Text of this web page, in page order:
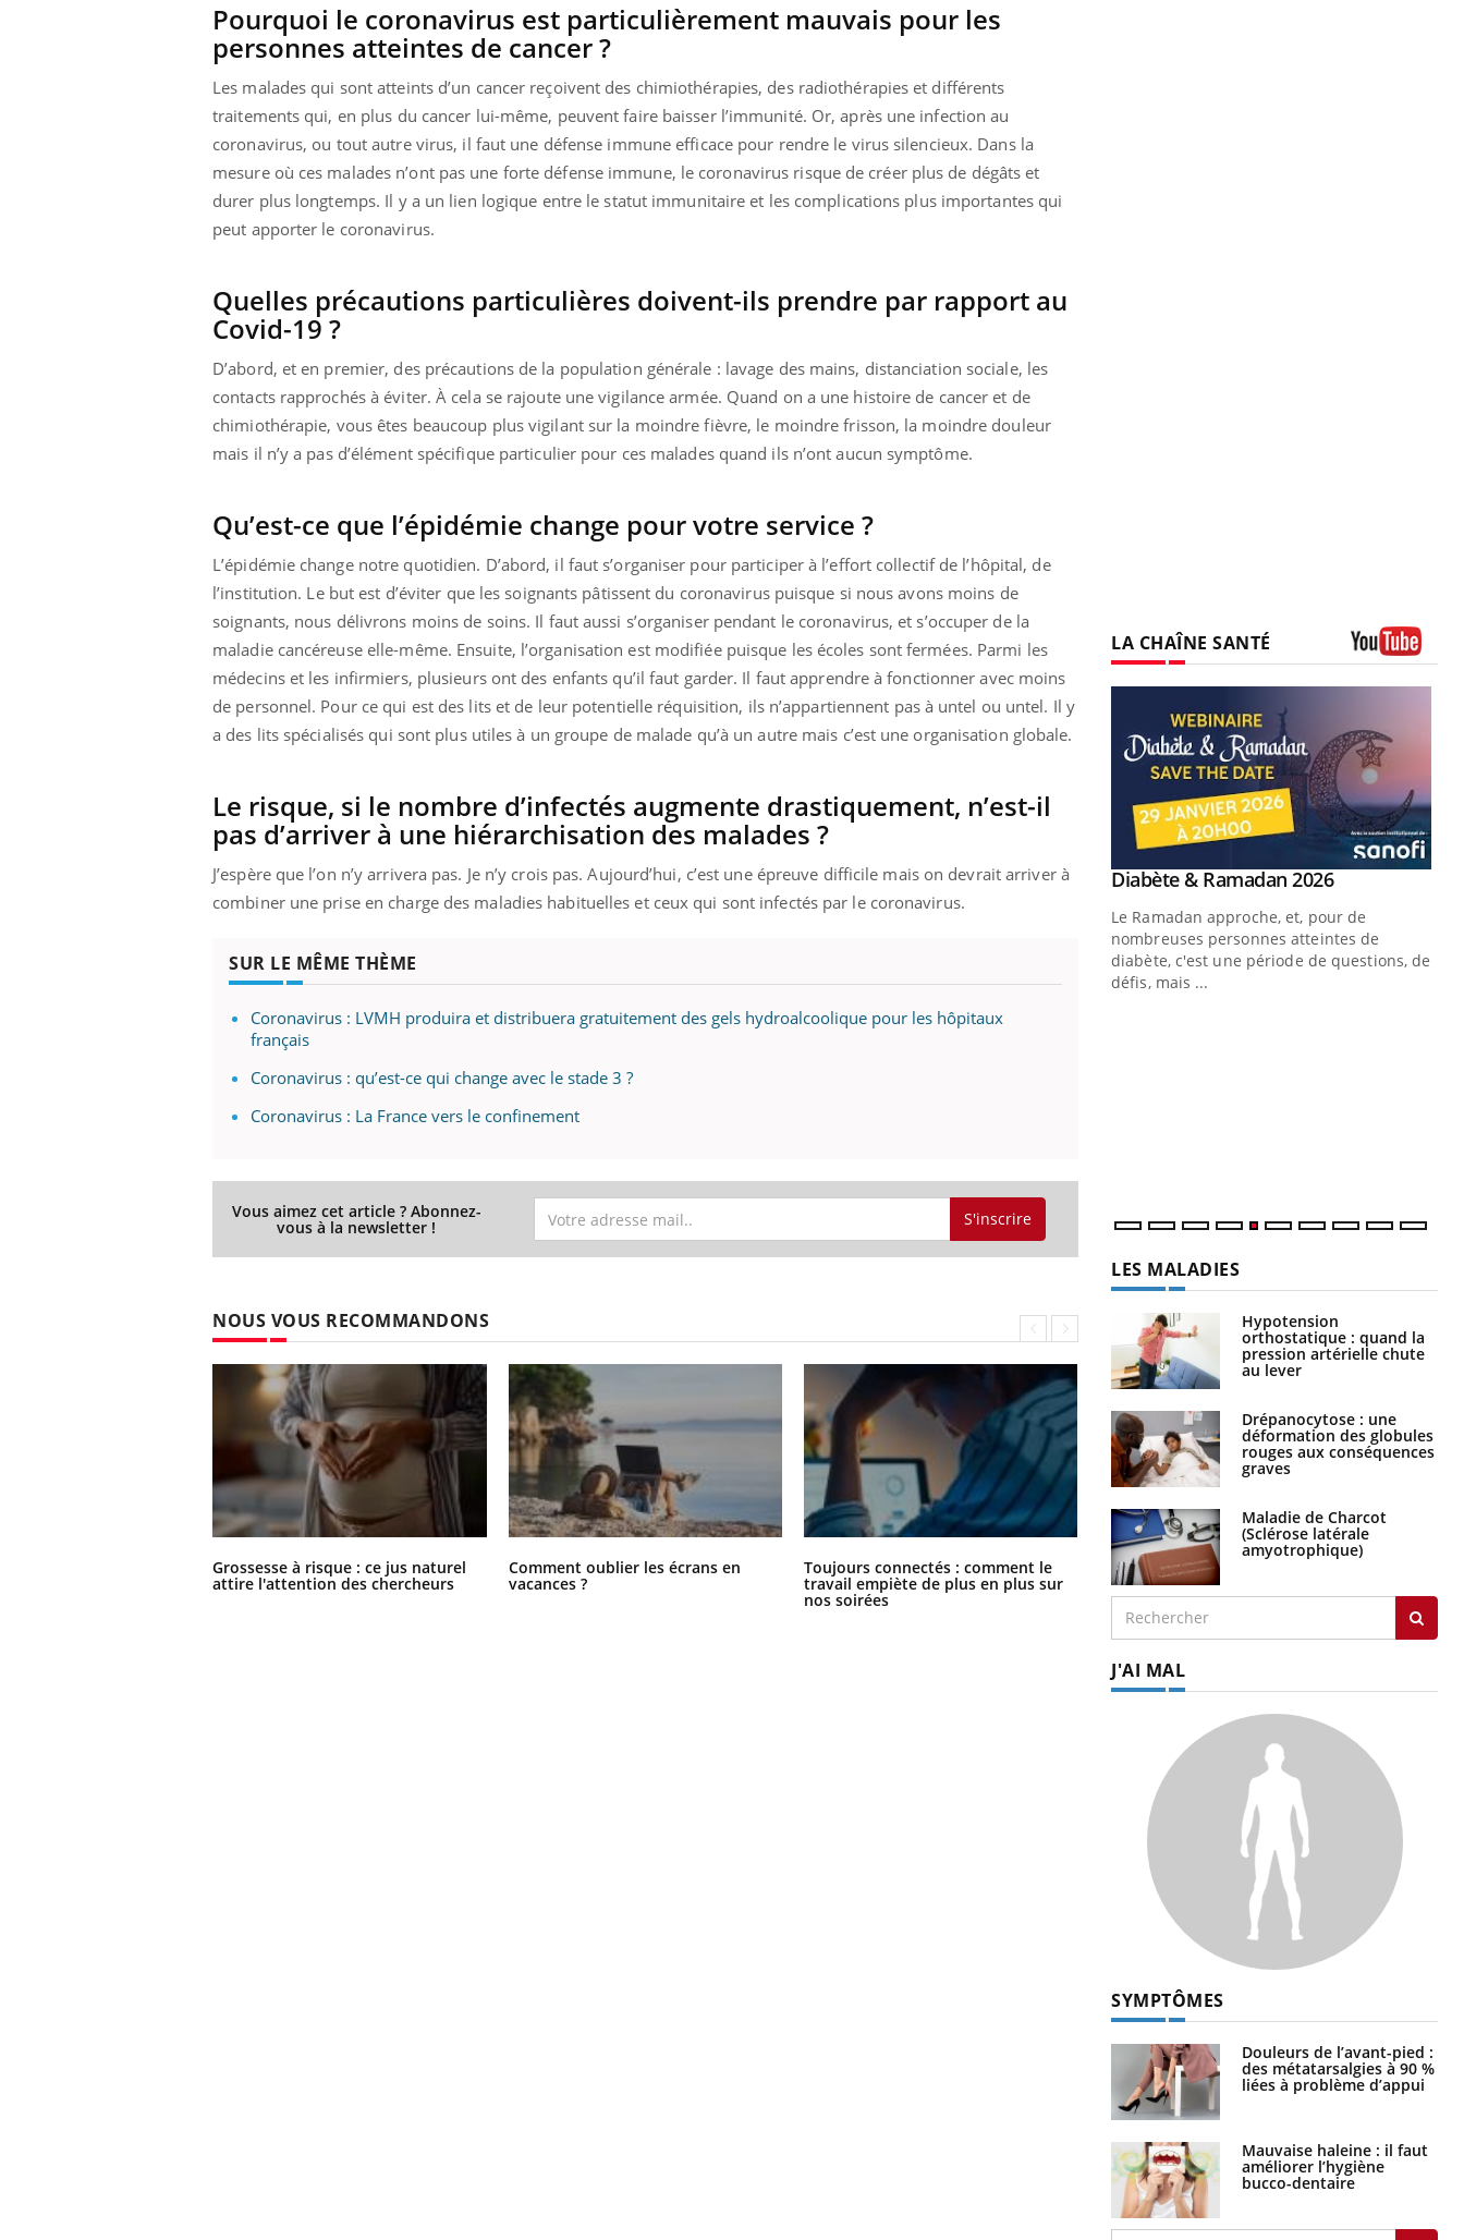
Pourquoi le coronavirus est particulièrement mauvais pour les
personnes atteintes de cancer ?
Les malades qui sont atteints d’un cancer reçoivent des chimiothérapies, des radiothérapies et différents
traitements qui, en plus du cancer lui-même, peuvent faire baisser l’immunité. Or, après une infection au
coronavirus, ou tout autre virus, il faut une défense immune efficace pour rendre le virus silencieux. Dans la
mesure où ces malades n’ont pas une forte défense immune, le coronavirus risque de créer plus de dégâts et
durer plus longtemps. Il y a un lien logique entre le statut immunitaire et les complications plus importantes qui
peut apporter le coronavirus.
Quelles précautions particulières doivent-ils prendre par rapport au
Covid-19 ?
D’abord, et en premier, des précautions de la population générale : lavage des mains, distanciation sociale, les
contacts rapprochés à éviter. À cela se rajoute une vigilance armée. Quand on a une histoire de cancer et de
chimiothérapie, vous êtes beaucoup plus vigilant sur la moindre fièvre, le moindre frisson, la moindre douleur
mais il n’y a pas d’élément spécifique particulier pour ces malades quand ils n’ont aucun symptôme.
Qu’est-ce que l’épidémie change pour votre service ?
L’épidémie change notre quotidien. D’abord, il faut s’organiser pour participer à l’effort collectif de l’hôpital, de
l’institution. Le but est d’éviter que les soignants pâtissent du coronavirus puisque si nous avons moins de
soignants, nous délivrons moins de soins. Il faut aussi s’organiser pendant le coronavirus, et s’occuper de la
maladie cancéreuse elle-même. Ensuite, l’organisation est modifiée puisque les écoles sont fermées. Parmi les
médecins et les infirmiers, plusieurs ont des enfants qu’il faut garder. Il faut apprendre à fonctionner avec moins
de personnel. Pour ce qui est des lits et de leur potentielle réquisition, ils n’appartiennent pas à untel ou untel. Il y
a des lits spécialisés qui sont plus utiles à un groupe de malade qu’à un autre mais c’est une organisation globale.
Le risque, si le nombre d’infectés augmente drastiquement, n’est-il
pas d’arriver à une hiérarchisation des malades ?
J’espère que l’on n’y arrivera pas. Je n’y crois pas. Aujourd’hui, c’est une épreuve difficile mais on devrait arriver à
combiner une prise en charge des maladies habituelles et ceux qui sont infectés par le coronavirus.
SUR LE MÊME THÈME
Coronavirus : LVMH produira et distribuera gratuitement des gels hydroalcoolique pour les hôpitaux
français
Coronavirus : qu’est-ce qui change avec le stade 3 ?
Coronavirus : La France vers le confinement
Vous aimez cet article ? Abonnez-
vous à la newsletter ! S'inscrire
NOUS VOUS RECOMMANDONS
Grossesse à risque : ce jus naturel
attire l'attention des chercheurs
Comment oublier les écrans en
vacances ?
Toujours connectés : comment le
travail empiète de plus en plus sur
nos soirées
Cancer colorectal : une stratégie
simple aurait changé la donne au
Pays basque
LA CHAÎNE SANTÉ
Carence en fer : comprendre pour
Youtube
même alopécie… Les symptômes de la
carence en fer sont multiples ce qui la rend
Youtube
Insuline & Charge mentale : et si on
osait en parler??Youtube
patients comme parfois chez les soignants.
Youtube
Eczéma Chronique des Mains : se
préparer pour l’été !Youtube
soleil, activités en plein air… Nos mains
Youtube
Diabète & Ramadan 2026Youtube
Le Ramadan approche, et, pour de
nombreuses personnes atteintes de
diabète, c'est une période de questions, de
défis, mais ...
LES MALADIES
Hypotension
orthostatique : quand la
pression artérielle chute
au lever
Drépanocytose : une
déformation des globules
rouges aux conséquences
graves
Maladie de Charcot
(Sclérose latérale
amyotrophique)
J'AI MAL
SYMPTÔMES
Douleurs de l’avant-pied :
des métatarsalgies à 90 %
liées à problème d’appui
Mauvaise haleine : il faut
améliorer l’hygiène
bucco-dentaire